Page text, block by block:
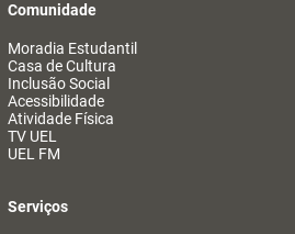
Comunidade
Moradia Estudantil
Casa de Cultura
Inclusão Social
Acessibilidade
Atividade Física
TV UEL
UEL FM
Serviços